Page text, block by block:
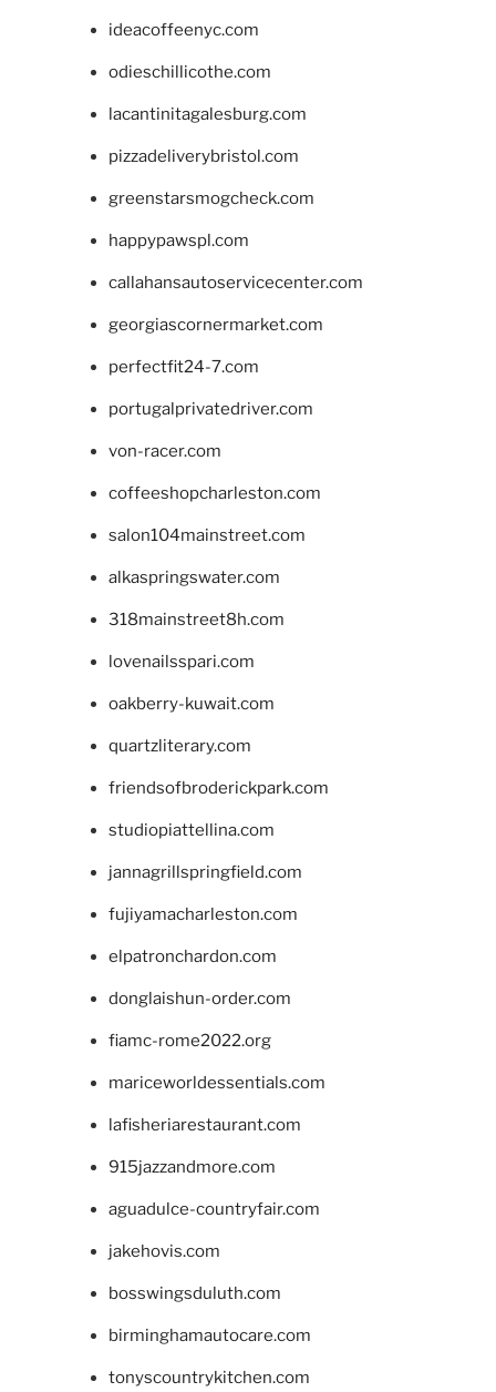
ideacoffeenyc.com
odieschillicothe.com
lacantinitagalesburg.com
pizzadeliverybristol.com
greenstarsmogcheck.com
happypawspl.com
callahansautoservicecenter.com
georgiascornermarket.com
perfectfit24-7.com
portugalprivatedriver.com
von-racer.com
coffeeshopcharleston.com
salon104mainstreet.com
alkaspringswater.com
318mainstreet8h.com
lovenailsspari.com
oakberry-kuwait.com
quartzliterary.com
friendsofbroderickpark.com
studiopiattellina.com
jannagrillspringfield.com
fujiyamacharleston.com
elpatronchardon.com
donglaishun-order.com
fiamc-rome2022.org
mariceworldessentials.com
lafisheriarestaurant.com
915jazzandmore.com
aguadulce-countryfair.com
jakehovis.com
bosswingsduluth.com
birminghamautocare.com
tonyscountrykitchen.com